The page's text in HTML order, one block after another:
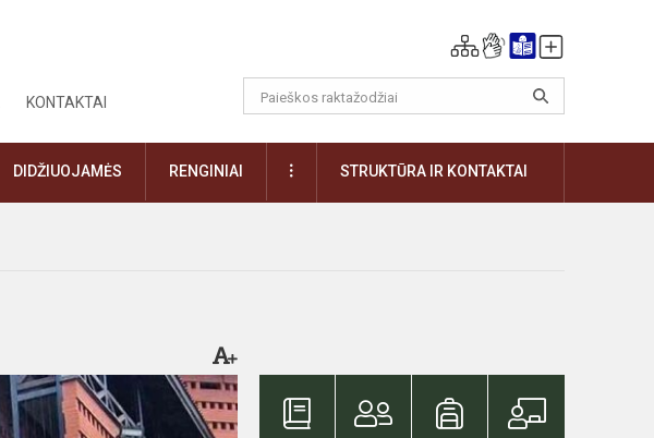
KONTAKTAI
DIDŽIUOJAMĖS RENGINIAI DAUGIAUSTRUKTŪRA IR KONTAKTAI